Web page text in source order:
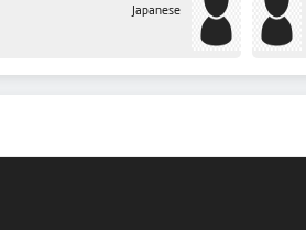
Japanese